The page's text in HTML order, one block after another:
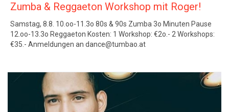
Zumba & Reggaeton Workshop mit Roger!
Samstag, 8.8. 10.oo-11.3o 80s & 90s Zumba 3o Minuten Pause
12.oo-13.3o Reggaeton Kosten: 1 Workshop: €2o.- 2 Workshops:
€35.- Anmeldungen an dance@tumbao.at